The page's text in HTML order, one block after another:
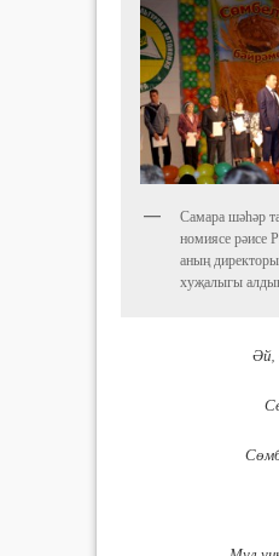
Самара шә­һә­р
но­мия­се
аның
хуҗалыгы
Әй,